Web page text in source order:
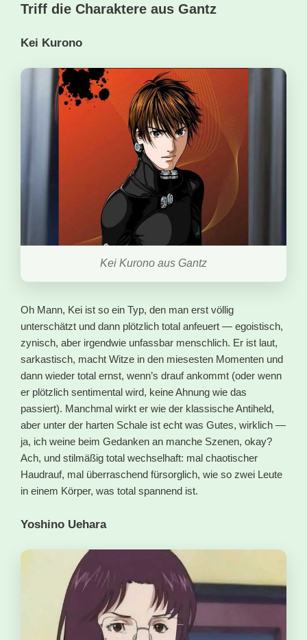
Triff die Charaktere aus Gantz
Kei Kurono
Kei Kurono aus Gantz
Oh Mann, Kei ist so ein Typ, den man erst völlig
unterschätzt und dann plötzlich total anfeuert — egoistisch,
zynisch, aber irgendwie unfassbar menschlich. Er ist laut,
sarkastisch, macht Witze in den miesesten Momenten und
dann wieder total ernst, wenn’s drauf ankommt (oder wenn
er plötzlich sentimental wird, keine Ahnung wie das
passiert). Manchmal wirkt er wie der klassische Antiheld,
aber unter der harten Schale ist echt was Gutes, wirklich —
ja, ich weine beim Gedanken an manche Szenen, okay?
Ach, und stilmäßig total wechselhaft: mal chaotischer
Haudrauf, mal überraschend fürsorglich, wie so zwei Leute
in einem Körper, was total spannend ist.
Yoshino Uehara